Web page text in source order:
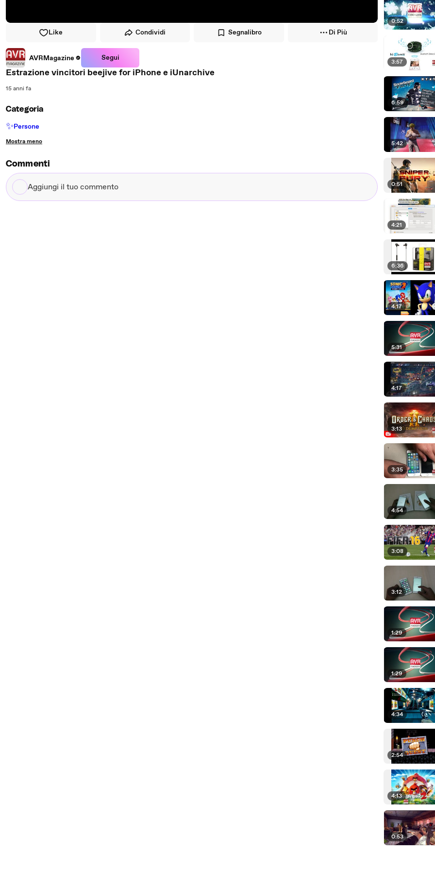
Like Condividi Segnalibro Di Più
AVRMagazine Segui
Estrazione vincitori beejive for iPhone e iUnarchive
15 anni fa
Categoria
✨Persone
Mostra meno
Commenti
Aggiungi
il
0:52
3:57
6:59
5:42
0:51
4:21
6:36
4:17
5:31
4:17
3:13
3:35
4:54
3:08
3:12
1:29
1:29
4:34
2:54
4:13
0:53